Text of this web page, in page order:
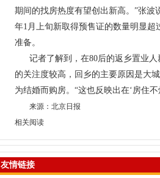
期间的找房热度有望创出新高。”张波
年1月上旬新取得预售证的数量明显
准备。
记者了解到，在80后的返乡置业
的关注度较高，回乡的主要原因是大
为结婚而购房。“这也反映出在‘房住
来源：北京日报
相关阅读
友情链接